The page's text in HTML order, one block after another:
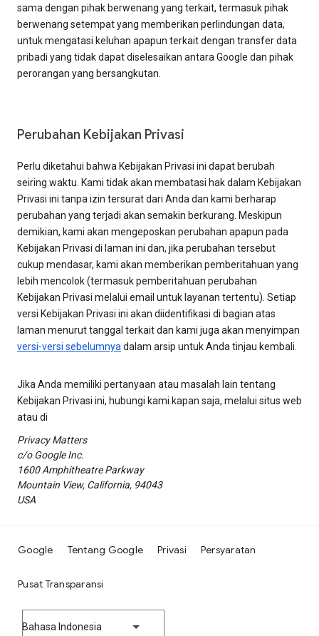
sama dengan pihak berwenang yang terkait, termasuk pihak
berwenang setempat yang memberikan perlindungan data,
untuk mengatasi keluhan apapun terkait dengan transfer data
pribadi yang tidak dapat diselesaikan antara Google dan pihak
perorangan yang bersangkutan.
Perubahan Kebijakan Privasi
Perlu diketahui bahwa Kebijakan Privasi ini dapat berubah
seiring waktu. Kami tidak akan membatasi hak dalam Kebijakan
Privasi ini tanpa izin tersurat dari Anda dan kami berharap
perubahan yang terjadi akan semakin berkurang. Meskipun
demikian, kami akan mengeposkan perubahan apapun pada
Kebijakan Privasi di laman ini dan, jika perubahan tersebut
cukup mendasar, kami akan memberikan pemberitahuan yang
lebih mencolok (termasuk pemberitahuan perubahan
Kebijakan Privasi melalui email untuk layanan tertentu). Setiap
versi Kebijakan Privasi ini akan diidentifikasi di bagian atas
laman menurut tanggal terkait dan kami juga akan menyimpan
versi-versi sebelumnya dalam arsip untuk Anda tinjau kembali.
Jika Anda memiliki pertanyaan atau masalah lain tentang
Kebijakan Privasi ini, hubungi kami kapan saja, melalui situs web
atau di
Privacy Matters
c/o Google Inc.
1600 Amphitheatre Parkway
Mountain View, California, 94043
USA
Google Tentang Google Privasi Persyaratan
Pusat Transparansi
Bahasa Indonesia